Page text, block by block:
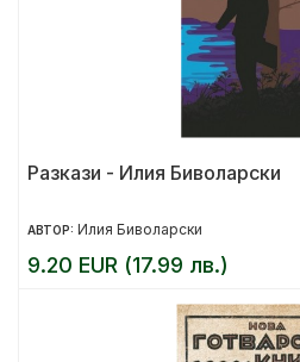
Разкази - Илия Биволарски
АВТОР: Илия Биволарски
9.20 EUR (17.99 лв.)